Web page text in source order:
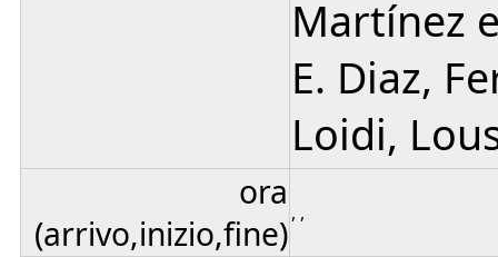
Martínez
E. Diaz,
Loidi,
ora
(arrivo,inizio,fine), ,